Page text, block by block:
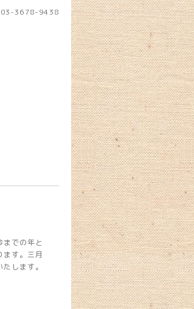
3678-9438
での年と
す。三月
します。